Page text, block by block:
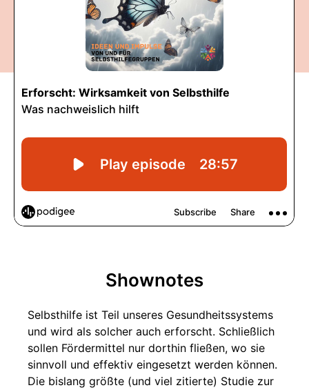
Shownotes
Selbsthilfe ist Teil unseres Gesundheitssystems
und wird als solcher auch erforscht. Schließlich
sollen Fördermittel nur dorthin fließen, wo sie
sinnvoll und effektiv eingesetzt werden können.
Die bislang größte (und viel zitierte) Studie zur